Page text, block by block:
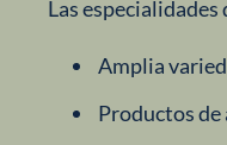
Las
Amplia
Productos de